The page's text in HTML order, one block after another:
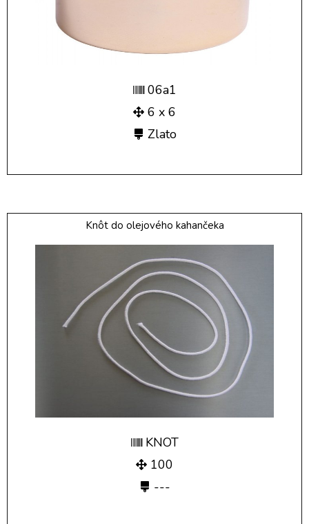
06a1
6 x 6
Zlato
Knôt do olejového kahančeka
KNOT
100
---